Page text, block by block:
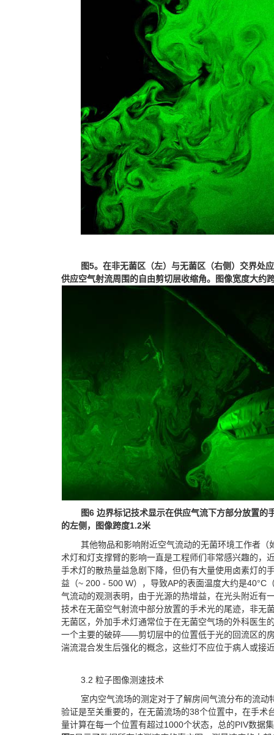
图5。在非无菌区（左）与无菌区（右侧）交界处
供应空气射流周围的自由剪切层收缩角。图像宽度大约
图6边界标记技术显示在供应气流下方部分放置的
的左侧，图像跨度1.2米
其他物品和影响附近空气流动的无菌环境工作者（
术灯和灯支撑臂的影响一直是工程师们非常感兴趣的，
手术灯的散热量益急剧下降，但仍有大量使用卤素灯的
益（~ 200 - 500 W），导致AP的表面温度大约是40°C
气流动的观测表明，由于光源的热增益，在光头附近有
技术在无菌空气射流中部分放置的手术光的尾迹，非无
无菌区，外加手术灯通常位于在无菌空气场的外科医生
一个主要的破碎——剪切层中的位置低于光的回流区的
湍流混合发生后强化的概念，这些灯不应位于病人或接
3.2 粒子图像测速技术
室内空气流场的测定对于了解房间气流分布的流
验证是至关重要的，在无菌流场的38个位置中，在手术
量计算在每一个位置有超过1000个状态，总的PIV数据